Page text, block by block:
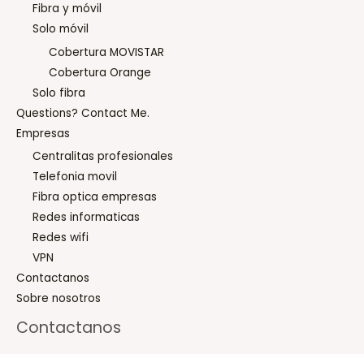
Fibra y móvil
Solo móvil
Cobertura MOVISTAR
Cobertura Orange
Solo fibra
Questions? Contact Me.
Empresas
Centralitas profesionales
Telefonia movil
Fibra optica empresas
Redes informaticas
Redes wifi
VPN
Contactanos
Sobre nosotros
Contactanos